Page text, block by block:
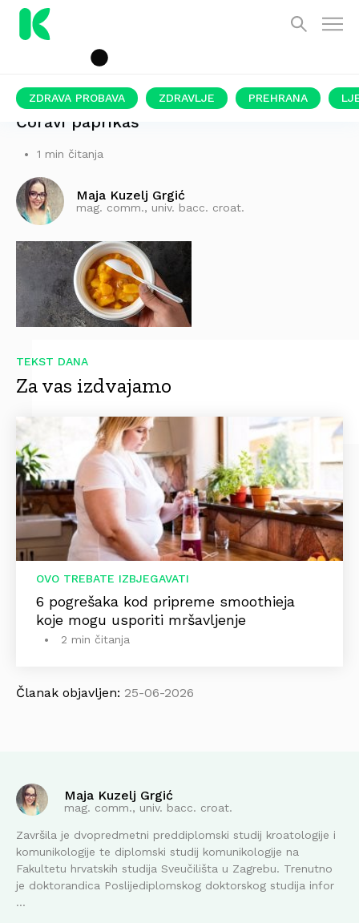
ZDRAVA PROBAVA ZDRAVLJE PREHRANA
Ćoravi paprikaš
1 min čitanja
Maja Kuzelj Grgić
mag. comm., univ. bacc. croat.
TEKST DANA
Za vas izdvajamo
OVO TREBATE IZBJEGAVATI
6 pogrešaka kod pripreme smoothieja
koje mogu usporiti mršavljenje
2 min čitanja
Članak objavljen: 25-06-2026
Maja Kuzelj Grgić
mag. comm., univ. bacc. croat.
Završila je dvopredmetni preddiplomski studij kroatologije i
komunikologije te diplomski studij komunikologije na
Fakultetu hrvatskih studija Sveučilišta u Zagrebu. Trenutno
je doktorandica Poslijediplomskog doktorskog studija infor
...